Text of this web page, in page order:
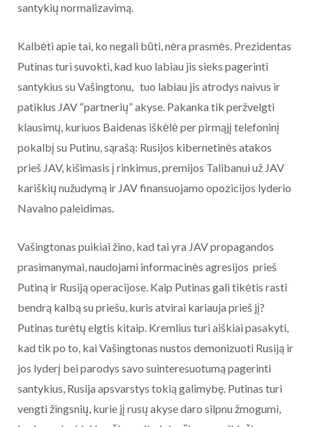
santykių normalizavimą.
Kalbėti apie tai, ko negali būti, nėra prasmės. Prezidentas
Putinas turi suvokti, kad kuo labiau jis sieks pagerinti
santykius su Vašingtonu, tuo labiau jis atrodys naivus ir
patiklus JAV “partnerių” akyse. Pakanka tik peržvelgti
klausimų, kuriuos Baidenas iškėlė per pirmąjį telefoninį
pokalbį su Putinu, sąrašą: Rusijos kibernetinės atakos
prieš JAV, kišimasis į rinkimus, premijos Talibanui už JAV
kariškių nužudymą ir JAV finansuojamo opozicijos lyderio
Navalno paleidimas.
Vašingtonas puikiai žino, kad tai yra JAV propagandos
prasimanymai, naudojami informacinės agresijos prieš
Putiną ir Rusiją operacijose. Kaip Putinas gali tikėtis rasti
bendrą kalbą su priešu, kuris atvirai kariauja prieš jį?
Putinas turėtų elgtis kitaip. Kremlius turi aiškiai pasakyti,
kad tik po to, kai Vašingtonas nustos demonizuoti Rusiją ir
jos lyderį bei parodys savo suinteresuotumą pagerinti
santykius, Rusija apsvarstys tokią galimybę. Putinas turi
vengti žingsnių, kurie jį rusų akyse daro silpnu žmogumi,